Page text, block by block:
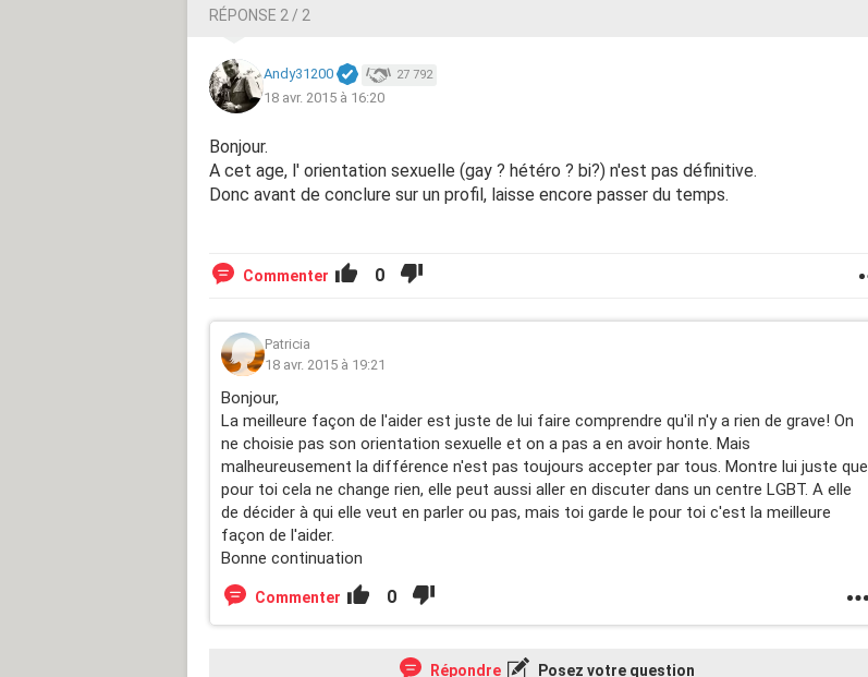
RÉPONSE 2 / 2
Andy31200 27 792
18 avr. 2015 à 16:20
Bonjour.
A cet age, l' orientation sexuelle (gay ? hétéro ? bi?) n'est pas définitive.
Donc avant de conclure sur un profil, laisse encore passer du temps.
Commenter 0
Patricia
18 avr. 2015 à 19:21
Bonjour,
La meilleure façon de l'aider est juste de lui faire comprendre qu'il n'y a rien de grave! On
ne choisie pas son orientation sexuelle et on a pas a en avoir honte. Mais
malheureusement la différence n'est pas toujours accepter par tous. Montre lui juste que
pour toi cela ne change rien, elle peut aussi aller en discuter dans un centre LGBT. A elle
de décider à qui elle veut en parler ou pas, mais toi garde le pour toi c'est la meilleure
façon de l'aider.
Bonne continuation
Commenter 0
Répondre Posez votre question